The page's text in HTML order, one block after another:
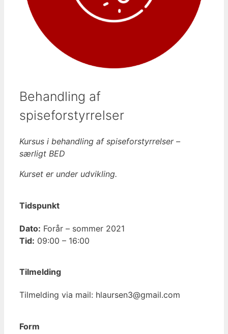
Behandling af
spiseforstyrrelser
Kursus i behandling af spiseforstyrrelser –
særligt BED
Kurset er under udvikling.
Tidspunkt
Dato: Forår – sommer 2021
Tid: 09:00 – 16:00
Tilmelding
Tilmelding via mail: hlaursen3@gmail.com
Form